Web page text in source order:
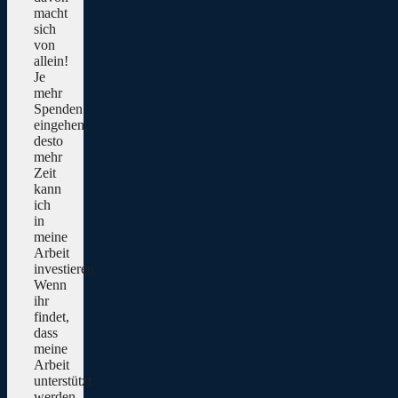
macht
sich
von
allein!
Je
mehr
Spenden
eingehen,
desto
mehr
Zeit
kann
ich
in
meine
Arbeit
investieren.
Wenn
ihr
findet,
dass
meine
Arbeit
unterstützt